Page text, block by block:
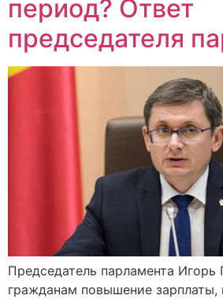
период? Ответ
председателя
Председатель парламента Игорь
гражданам повышение зарплаты,